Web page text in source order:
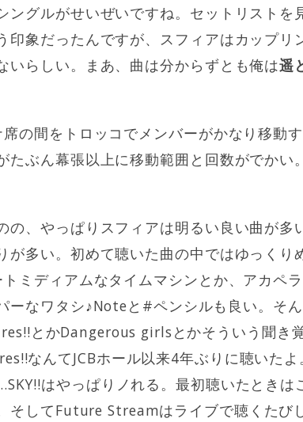
ングルがせいぜいですね。セットリストを
印象だったんですが、スフィアはカップリ
いらしい。まあ、曲は分からずとも俺は遥
の間をトロッコでメンバーがかなり移動
たぶん幕張以上に移動範囲と回数がでかい
の、やっぱりスフィアは明るい良い曲が多
が多い。初めて聴いた曲の中ではゆっくり
ミディアムなタイムマシンとか、アカペ
ーなワタシ♪Noteと#ペンシルも良い。そ
とかDangerous girlsとかそういう聞き
なんてJCBホール以来4年ぶりに聴いた
はやっぱりノれる。最初聴いたときは
そしてFuture Streamはライブで聴くたび